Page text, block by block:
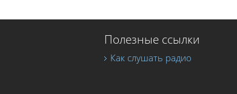
Полезные ссылки
Как слушать радио